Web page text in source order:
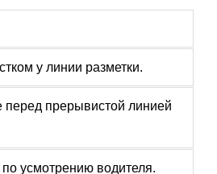
у линии разметки.
перед прерывистой линией
усмотрению водителя.